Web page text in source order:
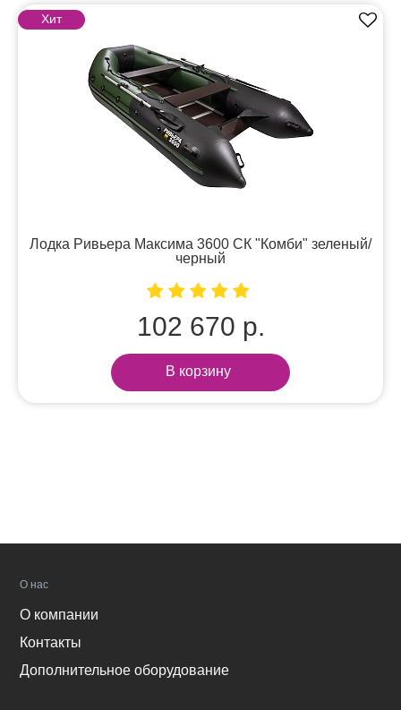
Хит
Лодка Ривьера Максима 3600 СК "Комби" зеленый/
черный
102 670 р.
В корзину
О нас
О компании
Контакты
Дополнительное оборудование